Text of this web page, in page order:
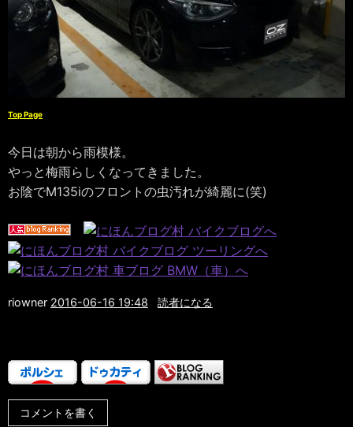
Top Page
今日は朝から雨模様。
やっと梅雨らしくなってきました。
お陰でM135iのフロントの虫汚れが綺麗に(笑)
riowner 2016-06-16 19:48 読者になる
コメントを書く